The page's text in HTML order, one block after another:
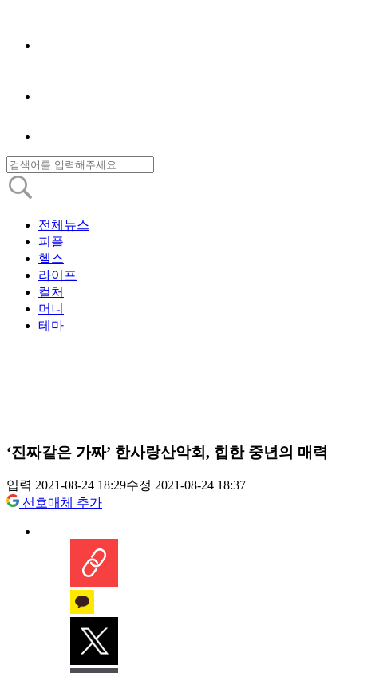
전체뉴스
피플
헬스
라이프
컬처
머니
테마
‘진짜같은 가짜’ 한사랑산악회, 힙한 중년의 매력
입력 2021-08-24 18:29수정 2021-08-24 18:37
선호매체 추가